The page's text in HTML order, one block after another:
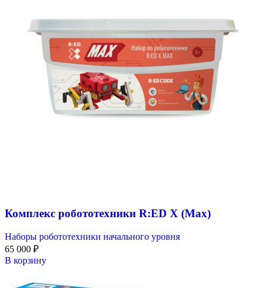
Комплекс робототехники R:ED X (Max)
Наборы робототехники начального уровня
65 000 ₽
В корзину